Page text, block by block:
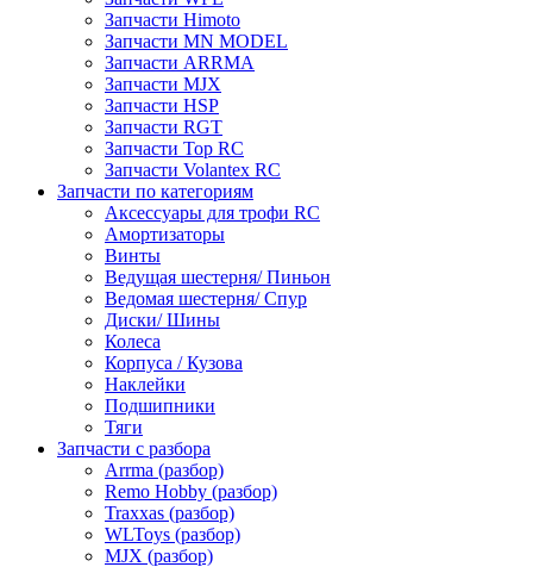
Запчасти Himoto
Запчасти MN MODEL
Запчасти ARRMA
Запчасти MJX
Запчасти HSP
Запчасти RGT
Запчасти Top RC
Запчасти Volantex RC
Запчасти по категориям
Аксессуары для трофи RC
Амортизаторы
Винты
Ведущая шестерня/ Пиньон
Ведомая шестерня/ Спур
Диски/ Шины
Колеса
Корпуса / Кузова
Наклейки
Подшипники
Тяги
Запчасти с разбора
Arrma (разбор)
Remo Hobby (разбор)
Traxxas (разбор)
WLToys (разбор)
MJX (разбор)